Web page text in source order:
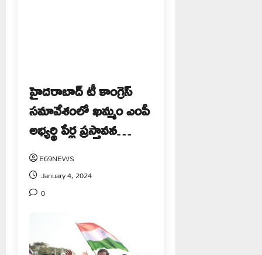
హైదరాబాద్ టీ కాంగ్రెస్
సమావేశంలో ఖమ్మం ఎంపీ
అభ్యర్థి పేర్ల ప్రస్తావన…
E69NEWS
January 4, 2024
0